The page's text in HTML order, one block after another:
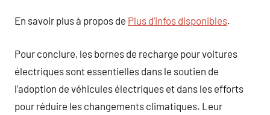
En savoir plus à propos de Plus d’infos disponibles.
Pour conclure, les bornes de recharge pour voitures
électriques sont essentielles dans le soutien de
l’adoption de véhicules électriques et dans les efforts
pour réduire les changements climatiques. Leur